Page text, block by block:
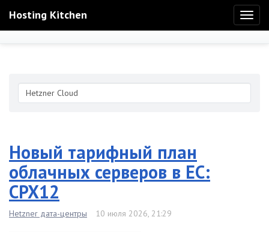
Hosting Kitchen
Новый тарифный план
облачных серверов в ЕС:
CPX12
Hetzner дата-центры 10 июля 2026, 21:29